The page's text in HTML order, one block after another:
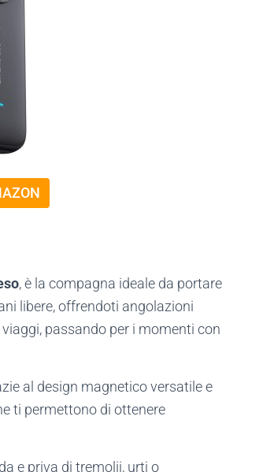
, è la compagna ideale da portare
libere, offrendoti angolazioni
passando per i momenti con
al design magnetico versatile e
ti permettono di ottenere
e priva di tremolii, urti o